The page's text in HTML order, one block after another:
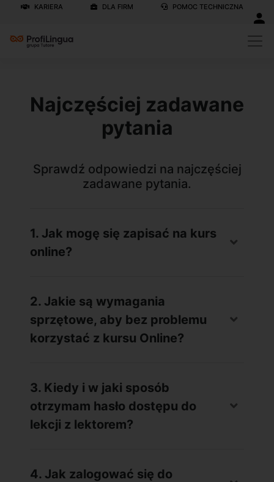
KARIERA DLA FIRM POMOC TECHNICZNA
Najczęściej zadawane
pytania
Sprawdź odpowiedzi na najczęściej
zadawane pytania.
1. Jak mogę się zapisać na kurs
online?
2. Jakie są wymagania
sprzętowe, aby bez problemu
korzystać z kursu Online?
3. Kiedy i w jaki sposób
otrzymam hasło dostępu do
lekcji z lektorem?
4. Jak zalogować się do